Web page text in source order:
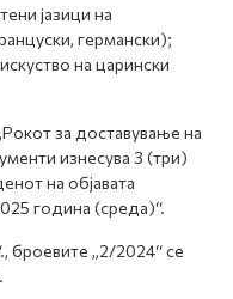
јазици на
германски);
на царински
за доставување на
изнесува 3 (три)
на објавата
година (среда)“.
броевите „2/2024“ се